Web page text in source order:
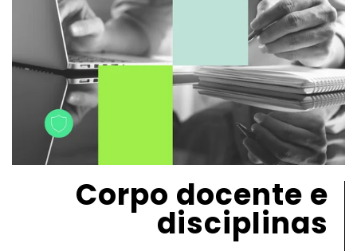
Corpo docente e
disciplinas